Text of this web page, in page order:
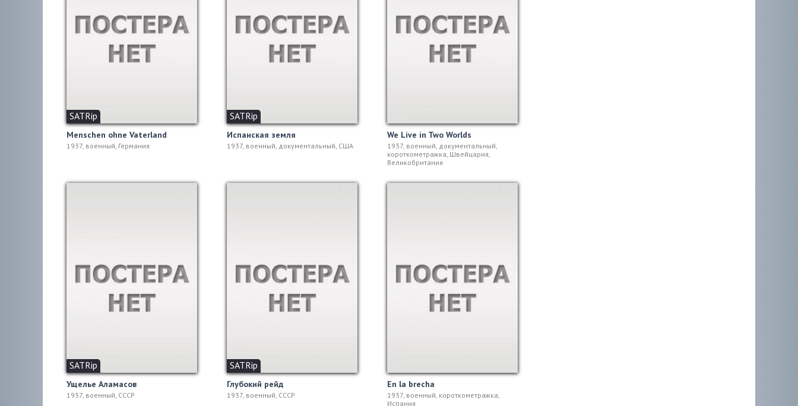
SATRip
Menschen ohne Vaterland
1937, военный, Германия
SATRip
Испанская земля
1937, военный, документальный, США
We Live in Two Worlds
1937, военный, документальный,
короткометражка, Швейцария,
Великобритания
SATRip
Ущелье Аламасов
1937, военный, СССР
SATRip
Глубокий рейд
1937, военный, СССР
En la brecha
1937, военный, короткометражка,
Испания